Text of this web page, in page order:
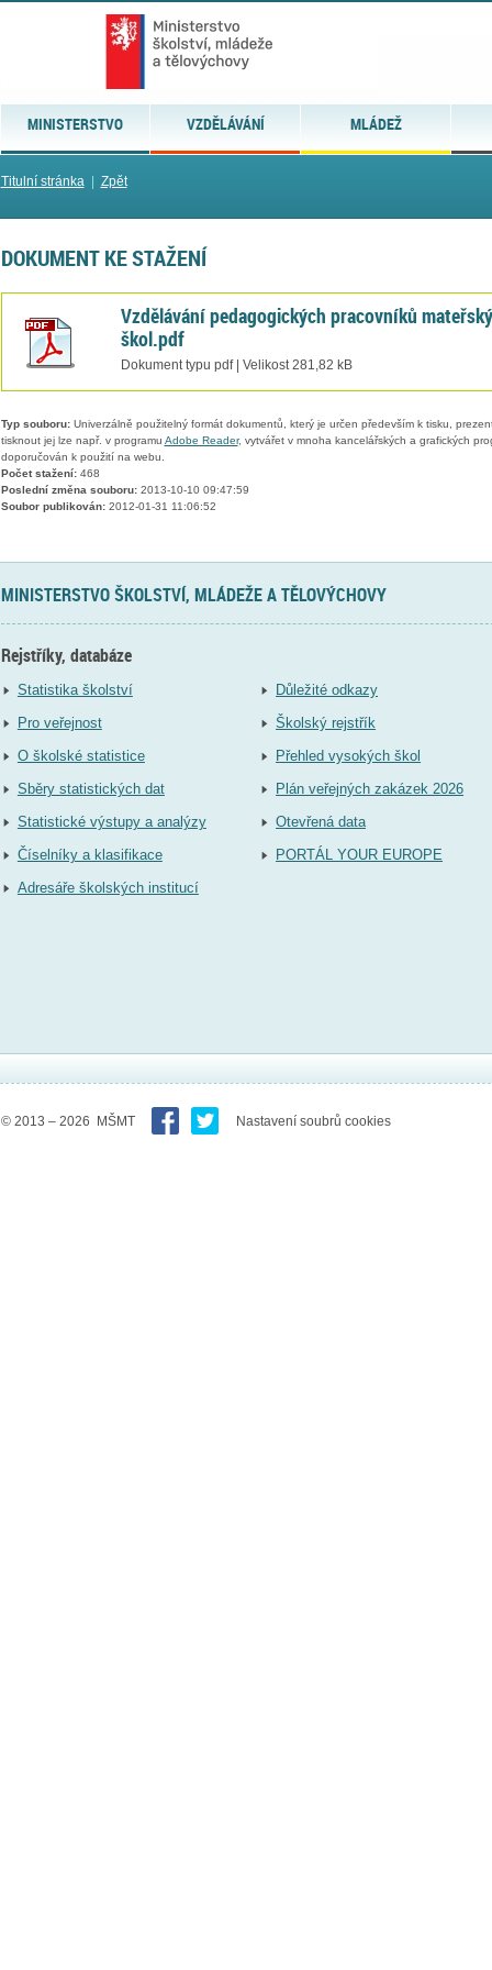
MINISTERSTVO VZDĚLÁVÁNÍ MLÁDEŽ
Titulní stránka| Zpět
DOKUMENT KE STAŽENÍ
Vzdělávání pedagogických pracovníků
škol.pdf
Dokument typu pdf | Velikost 281,82 kB
Typ souboru:Univerzálně použitelný formát dokumentů, který je určen především k tisku,
tisknout jej lze např. v programu Adobe Reader, vytvářet v mnoha kancelářských a grafických
doporučován k použití na webu.
Počet stažení:468
Poslední změna souboru:2013-10-10 09:47:59
Soubor publikován:2012-01-31 11:06:52
MINISTERSTVO ŠKOLSTVÍ, MLÁDEŽE A TĚLOVÝCHOVY
Rejstříky, databáze
Statistika školství
Pro veřejnost
O školské statistice
Sběry statistických dat
Statistické výstupy a analýzy
Číselníky a klasifikace
Adresáře školských institucí
Důležité odkazy
Školský rejstřík
Přehled vysokých škol
Plán veřejných zakázek 2026
Otevřená data
PORTÁL YOUR EUROPE
© 2013 – 2026 MŠMT Nastavení soubrů cookies